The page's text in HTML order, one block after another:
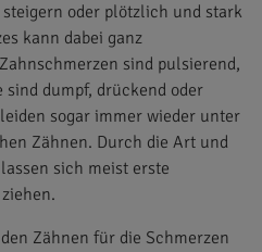
oder plötzlich und stark
kann dabei ganz
sind pulsierend,
sind dumpf, drückend oder
sogar immer wieder unter
Zähnen. Durch die Art und
sich meist erste
Zähnen für die Schmerzen